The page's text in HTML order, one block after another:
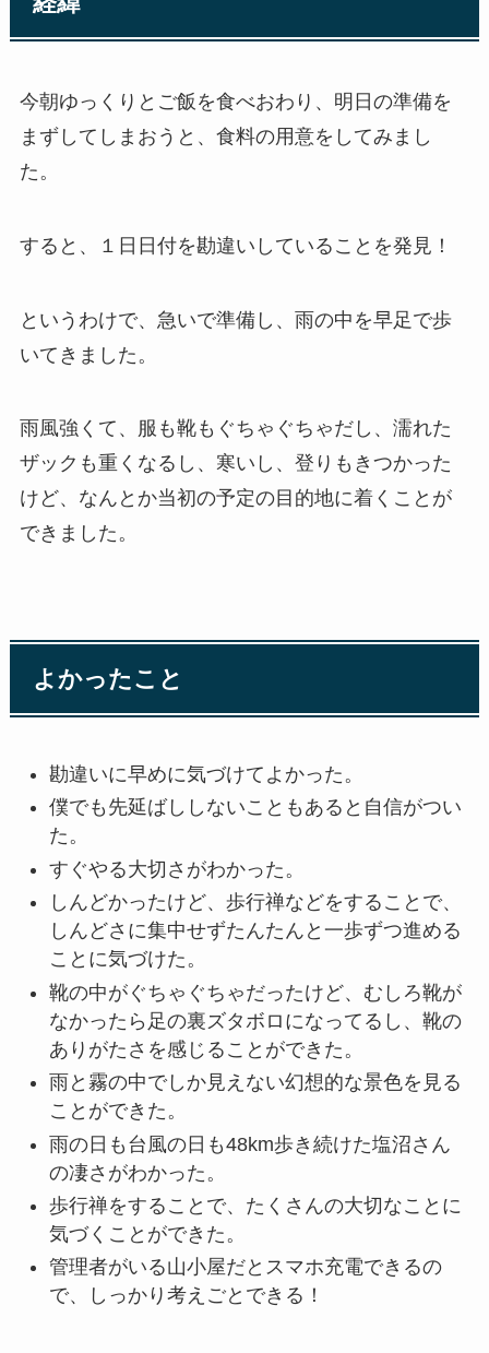
今朝ゆっくりとご飯を食べおわり、明日の準備を
まずしてしまおうと、食料の用意をしてみまし
た。
すると、１日日付を勘違いしていることを発見！
というわけで、急いで準備し、雨の中を早足で歩
いてきました。
雨風強くて、服も靴もぐちゃぐちゃだし、濡れた
ザックも重くなるし、寒いし、登りもきつかった
けど、なんとか当初の予定の目的地に着くことが
できました。
よかったこと
勘違いに早めに気づけてよかった。
僕でも先延ばししないこともあると自信がつい
た。
すぐやる大切さがわかった。
しんどかったけど、歩行禅などをすることで、
しんどさに集中せずたんたんと一歩ずつ進める
ことに気づけた。
靴の中がぐちゃぐちゃだったけど、むしろ靴が
なかったら足の裏ズタボロになってるし、靴の
ありがたさを感じることができた。
雨と霧の中でしか見えない幻想的な景色を見る
ことができた。
雨の日も台風の日も48km歩き続けた塩沼さん
の凄さがわかった。
歩行禅をすることで、たくさんの大切なことに
気づくことができた。
管理者がいる山小屋だとスマホ充電できるの
で、しっかり考えごとできる！